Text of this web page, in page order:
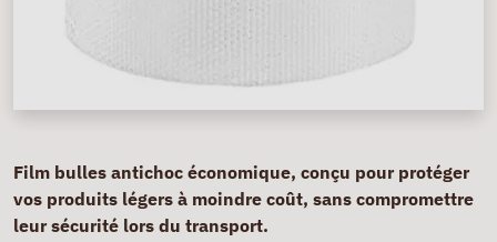
Film bulles antichoc économique, conçu pour protéger
vos produits légers à moindre coût, sans compromettre
leur sécurité lors du transport.